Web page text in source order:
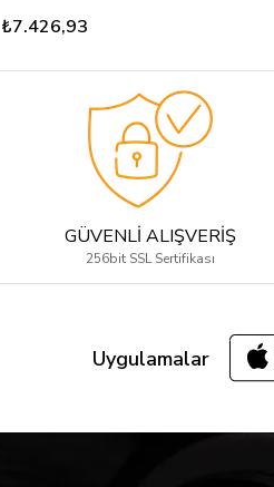
₺7.426,93
GÜVENLİ ALIŞVERİŞ
256bit SSL Sertifikası
Uygulamalar